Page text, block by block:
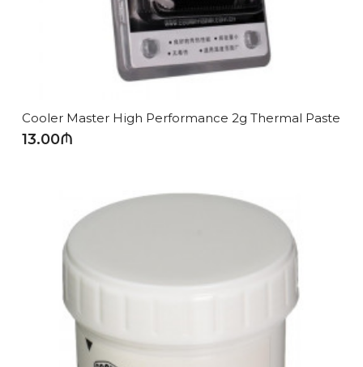
Cooler Master High Performance 2g Thermal Paste
13.00₼